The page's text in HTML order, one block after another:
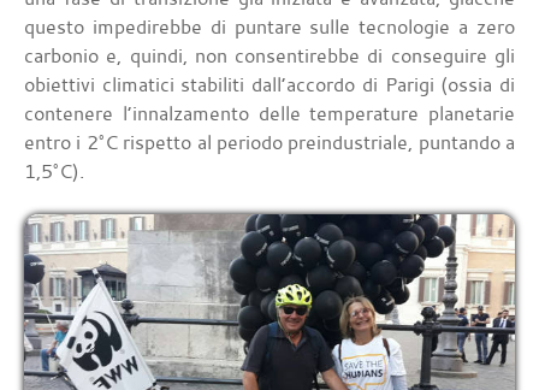
questo impedirebbe di puntare sulle tecnologie a zero
carbonio e, quindi, non consentirebbe di conseguire gli
obiettivi climatici stabiliti dall’accordo di Parigi (ossia di
contenere l’innalzamento delle temperature planetarie
entro i 2°C rispetto al periodo preindustriale, puntando a
1,5°C).